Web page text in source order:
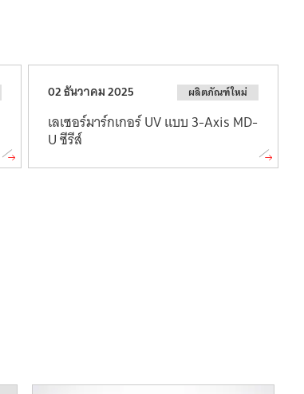
02 ธันวาคม 2025 ผลิตภัณฑ์ใหม่
เลเซอร์มาร์กเกอร์ UV แบบ 3-Axis MD-
U ซีรีส์